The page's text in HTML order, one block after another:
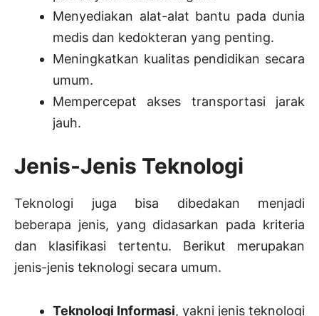
Menyediakan alat-alat bantu pada dunia
medis dan kedokteran yang penting.
Meningkatkan kualitas pendidikan secara
umum.
Mempercepat akses transportasi jarak
jauh.
Jenis-Jenis Teknologi
Teknologi juga bisa dibedakan menjadi
beberapa jenis, yang didasarkan pada kriteria
dan klasifikasi tertentu. Berikut merupakan
jenis-jenis teknologi secara umum.
Teknologi Informasi, yakni jenis teknologi